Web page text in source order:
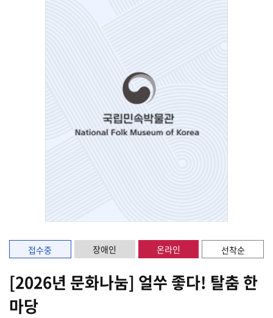
접수중 장애인 온라인 선착순
[2026년 문화나눔] 얼쑤 좋다! 탈춤 한
마당